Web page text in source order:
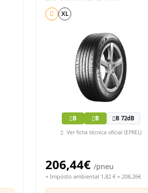
XL
B B B 72dB
Ver ficha técnica oficial (EPREL)
206,44€ /pneu
+ Imposto ambiental 1,82 € = 208,26€